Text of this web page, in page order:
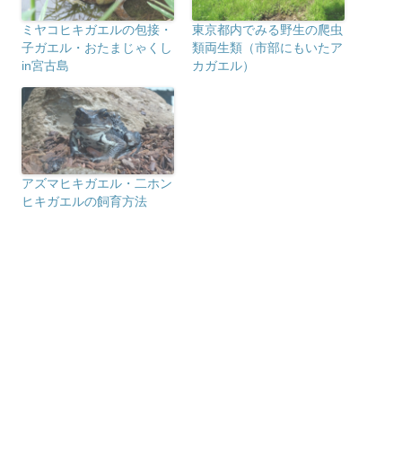
ミヤコヒキガエルの包接・
子ガエル・おたまじゃくし
in宮古島
東京都内でみる野生の爬虫
類両生類（市部にもいたア
カガエル）
アズマヒキガエル・二ホン
ヒキガエルの飼育方法